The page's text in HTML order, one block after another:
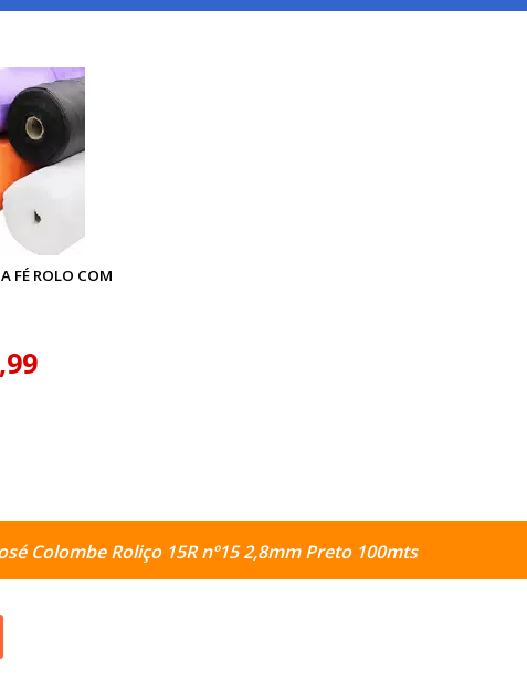
FÉ ROLO COM
Colombe Roliço 15R nº15 2,8mm Preto 100mts